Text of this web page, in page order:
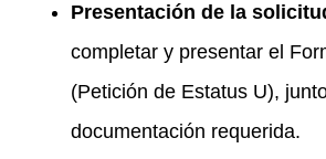
Presentación de la
completar y presentar el
(Petición de Estatus U),
documentación requerida.